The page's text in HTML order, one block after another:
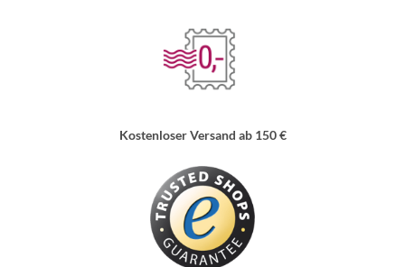
Kostenloser Versand ab 150 €